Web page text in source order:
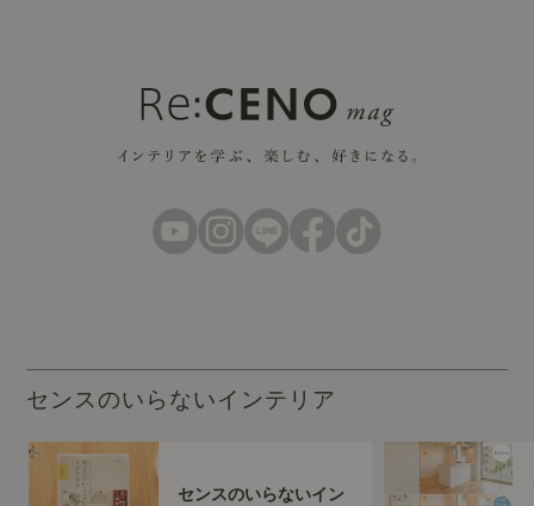
センスのいらないインテリア
センスのいらないイン